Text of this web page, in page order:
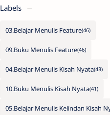
Labels
03.Belajar Menulis Feature
09.Buku Menulis Feature
04.Belajar Menulis Kisah Nyata
10.Buku Menulis Kisah Nyata
05.Belajar Menulis Kelindan Kisah